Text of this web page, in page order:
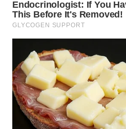
WN
DEPOK
WN
TAPANULI
UTARA
WN
SAMOSIR